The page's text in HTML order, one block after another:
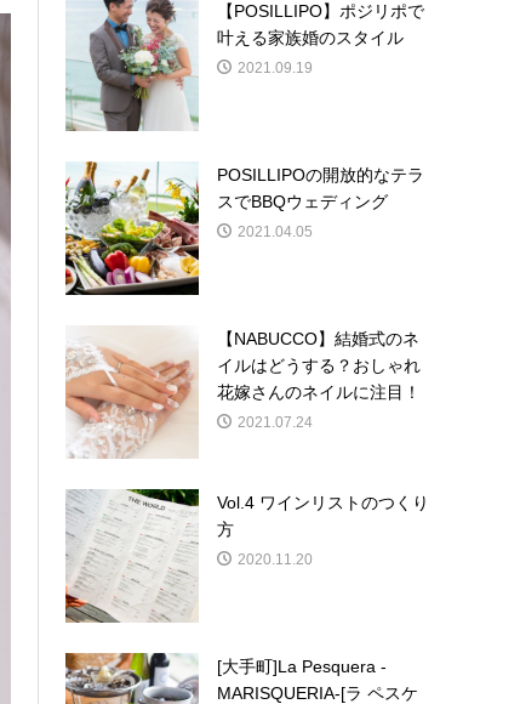
【POSILLIPO】ポジリポで
叶える家族婚のスタイル
2021.09.19
POSILLIPOの開放的なテラ
スでBBQウェディング
2021.04.05
【NABUCCO】結婚式のネ
イルはどうする？おしゃれ
花嫁さんのネイルに注目！
2021.07.24
Vol.4 ワインリストのつくり
方
2020.11.20
[大手町]La Pesquera -
MARISQUERIA-[ラ ペスケ